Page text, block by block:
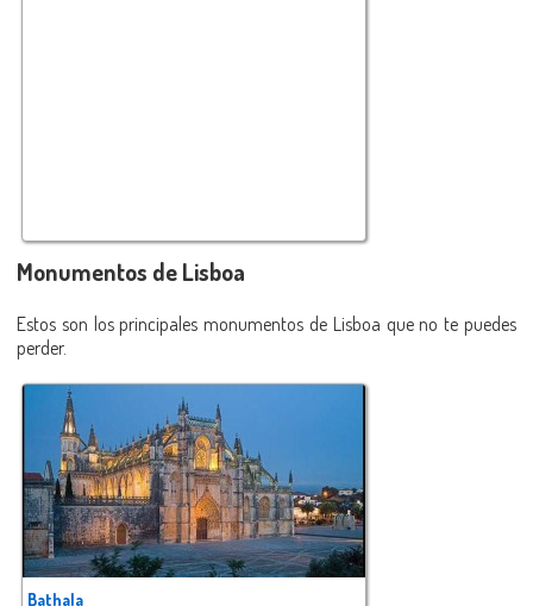
Monumentos de Lisboa
Estos son los principales monumentos de Lisboa que no te puedes
perder.
Bathala